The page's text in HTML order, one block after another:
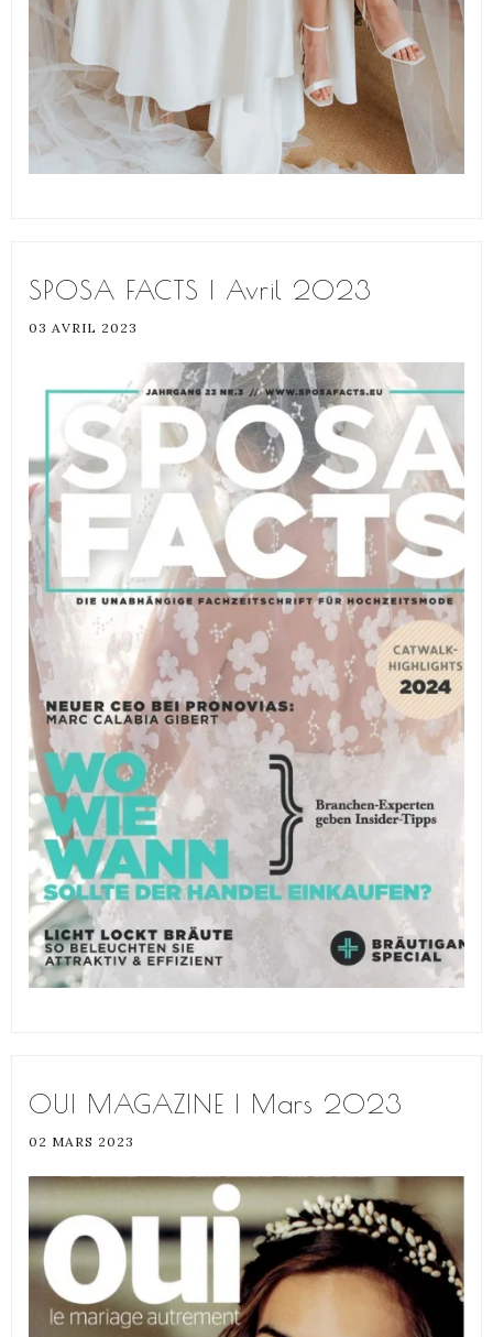
SPOSA FACTS | Avril 2023
03 AVRIL 2023
OUI MAGAZINE | Mars 2023
02 MARS 2023